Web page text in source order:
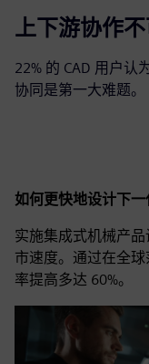
22%
上下游协作
22% 的 CAD 用户认
协同是第一大难题。
如何更快地设计下一
实施集成式机械产
市速度。通过在全
率提高多达 60%。